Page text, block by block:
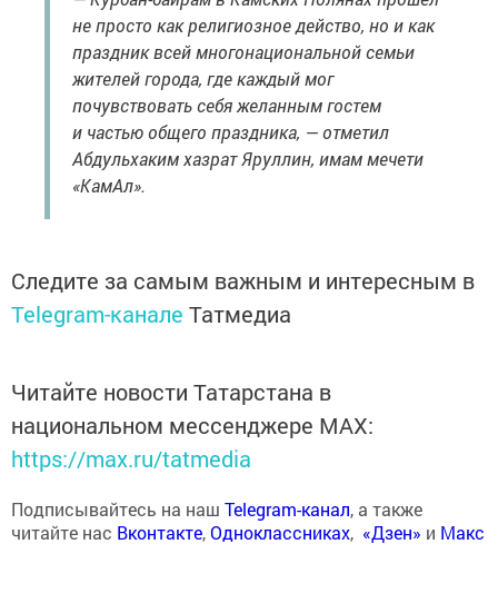
не просто как религиозное действо, но и как
праздник всей многонациональной семьи
жителей города, где каждый мог
почувствовать себя желанным гостем
и частью общего праздника, — отметил
Абдульхаким хазрат Яруллин, имам мечети
«КамАл».
Следите за самым важным и интересным в
Telegram-канале Татмедиа
Читайте новости Татарстана в
национальном мессенджере MАХ:
https://max.ru/tatmedia
Подписывайтесь на наш Telegram-канал, а также
читайте нас Вконтакте,Одноклассниках, «Дзен» и Макс